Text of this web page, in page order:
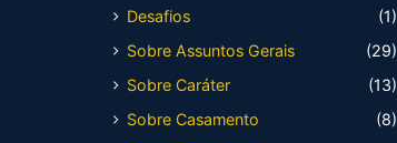
Desafios
(1)
Sobre Assuntos Gerais
(29)
Sobre Caráter
(13)
Sobre Casamento
(8)